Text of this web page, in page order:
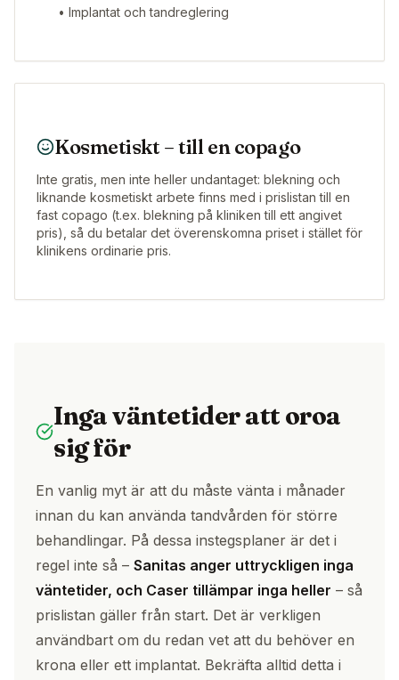
• Implantat och tandreglering
Kosmetiskt – till en copago
Inte gratis, men inte heller undantaget: blekning och
liknande kosmetiskt arbete finns med i prislistan till en
fast copago (t.ex. blekning på kliniken till ett angivet
pris), så du betalar det överenskomna priset i stället för
klinikens ordinarie pris.
Inga väntetider att oroa
sig för
En vanlig myt är att du måste vänta i månader
innan du kan använda tandvården för större
behandlingar. På dessa instegsplaner är det i
regel inte så – Sanitas anger uttryckligen inga
väntetider, och Caser tillämpar inga heller – så
prislistan gäller från start. Det är verkligen
användbart om du redan vet att du behöver en
krona eller ett implantat. Bekräfta alltid detta i